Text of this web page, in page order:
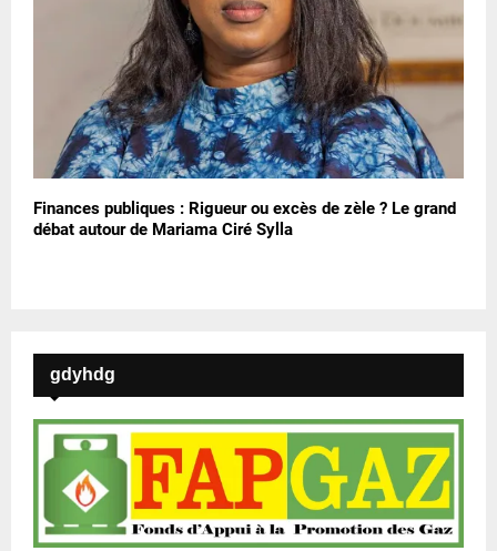
Finances publiques : Rigueur ou excès de zèle ? Le grand
débat autour de Mariama Ciré Sylla
gdyhdg